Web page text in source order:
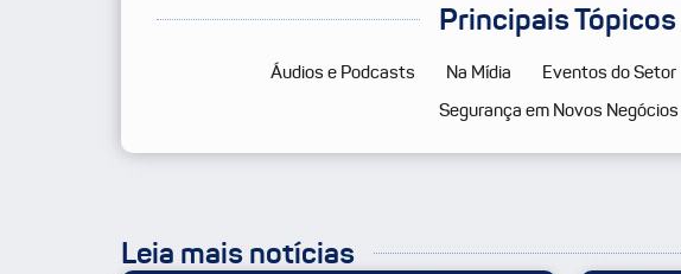
Principais Tópicos
Áudios e Podcasts Na Mídia Eventos do Setor
Segurança em Novos Negócios
Leia mais notícias